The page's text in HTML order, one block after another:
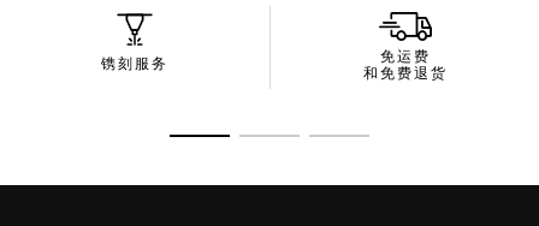
镌刻服务
免运费
和免费退货